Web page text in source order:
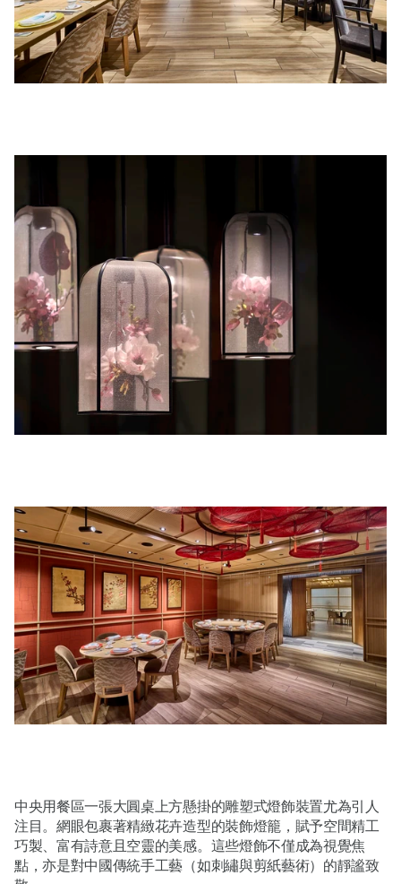
中央用餐區一張大圓桌上方懸掛的雕塑式燈飾裝置尤為引人
注目。網眼包裹著精緻花卉造型的裝飾燈籠，賦予空間精工
巧製、富有詩意且空靈的美感。這些燈飾不僅成為視覺焦
點，亦是對中國傳統手工藝（如刺繡與剪紙藝術）的靜謐致